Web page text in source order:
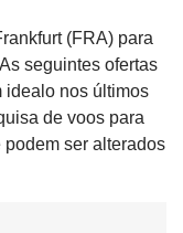
(FRA) para
seguintes ofertas
idealo nos últimos
de voos para
ser alterados